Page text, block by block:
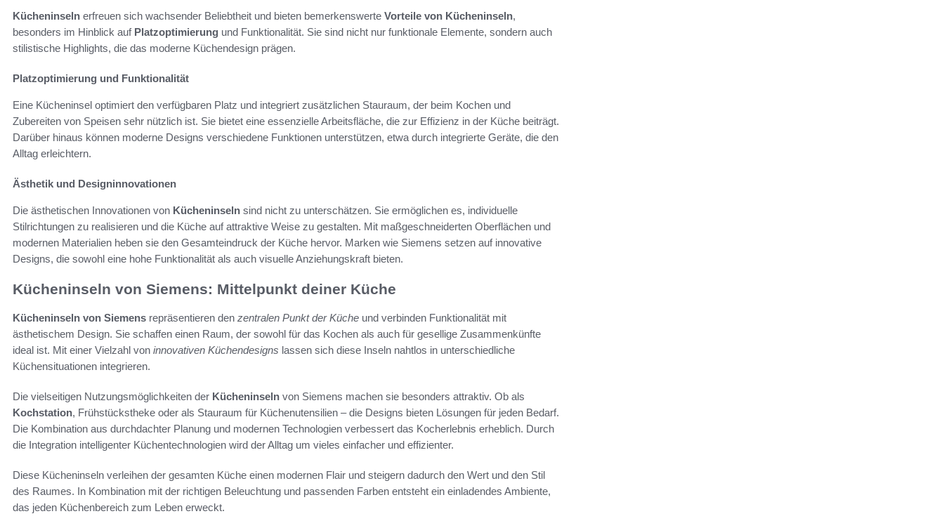
Kücheninseln erfreuen sich wachsender Beliebtheit und bieten bemerkenswerte Vorteile von Kücheninseln,
besonders im Hinblick auf Platzoptimierung und Funktionalität. Sie sind nicht nur funktionale Elemente, sondern auch
stilistische Highlights, die das moderne Küchendesign prägen.
Platzoptimierung und Funktionalität
Eine Kücheninsel optimiert den verfügbaren Platz und integriert zusätzlichen Stauraum, der beim Kochen und
Zubereiten von Speisen sehr nützlich ist. Sie bietet eine essenzielle Arbeitsfläche, die zur Effizienz in der Küche beiträgt.
Darüber hinaus können moderne Designs verschiedene Funktionen unterstützen, etwa durch integrierte Geräte, die den
Alltag erleichtern.
Ästhetik und Designinnovationen
Die ästhetischen Innovationen von Kücheninseln sind nicht zu unterschätzen. Sie ermöglichen es, individuelle
Stilrichtungen zu realisieren und die Küche auf attraktive Weise zu gestalten. Mit maßgeschneiderten Oberflächen und
modernen Materialien heben sie den Gesamteindruck der Küche hervor. Marken wie Siemens setzen auf innovative
Designs, die sowohl eine hohe Funktionalität als auch visuelle Anziehungskraft bieten.
Kücheninseln von Siemens: Mittelpunkt deiner Küche
Kücheninseln von Siemens repräsentieren den zentralen Punkt der Küche und verbinden Funktionalität mit
ästhetischem Design. Sie schaffen einen Raum, der sowohl für das Kochen als auch für gesellige Zusammenkünfte
ideal ist. Mit einer Vielzahl von innovativen Küchendesigns lassen sich diese Inseln nahtlos in unterschiedliche
Küchensituationen integrieren.
Die vielseitigen Nutzungsmöglichkeiten der Kücheninseln von Siemens machen sie besonders attraktiv. Ob als
Kochstation, Frühstückstheke oder als Stauraum für Küchenutensilien – die Designs bieten Lösungen für jeden Bedarf.
Die Kombination aus durchdachter Planung und modernen Technologien verbessert das Kocherlebnis erheblich. Durch
die Integration intelligenter Küchentechnologien wird der Alltag um vieles einfacher und effizienter.
Diese Kücheninseln verleihen der gesamten Küche einen modernen Flair und steigern dadurch den Wert und den Stil
des Raumes. In Kombination mit der richtigen Beleuchtung und passenden Farben entsteht ein einladendes Ambiente,
das jeden Küchenbereich zum Leben erweckt.